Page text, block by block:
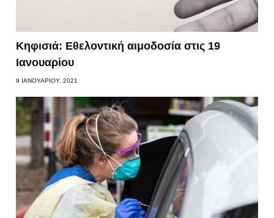
Κηφισιά: Εθελοντική αιμοδοσία στις 19
Ιανουαρίου
9 ΙΑΝΟΥΑΡΊΟΥ, 2021